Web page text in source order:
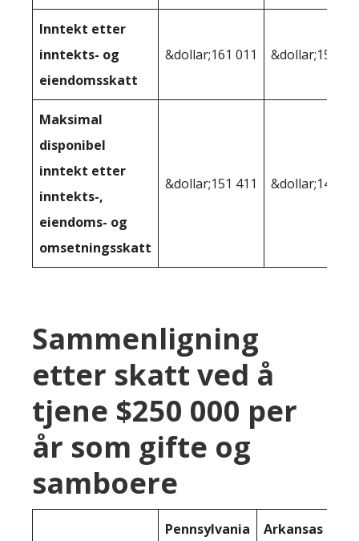
Inntekt etter
inntekts- og
eiendomsskatt
&dollar;161 011 &dollar;158
Maksimal
disponibel
inntekt etter
inntekts-,
eiendoms- og
omsetningsskatt
&dollar;151 411
Sammenligning
etter skatt ved å
tjene $250 000 per
år som gifte og
samboere
Pennsylvania Arkansas